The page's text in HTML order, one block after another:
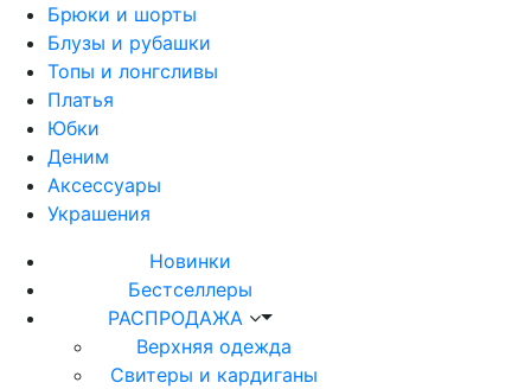
Брюки и шорты
Блузы и рубашки
Топы и лонгсливы
Платья
Юбки
Деним
Аксессуары
Украшения
Новинки
Бестселлеры
РАСПРОДАЖА
Верхняя одежда
Свитеры и кардиганы